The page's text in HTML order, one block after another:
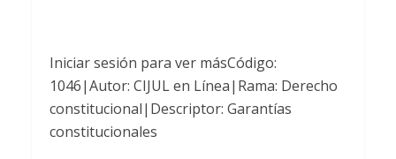
Iniciar sesión para ver másCódigo:
1046|Autor: CIJUL en Línea|Rama: Derecho
constitucional|Descriptor: Garantías
constitucionales